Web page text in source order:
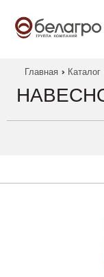
Главная Каталог